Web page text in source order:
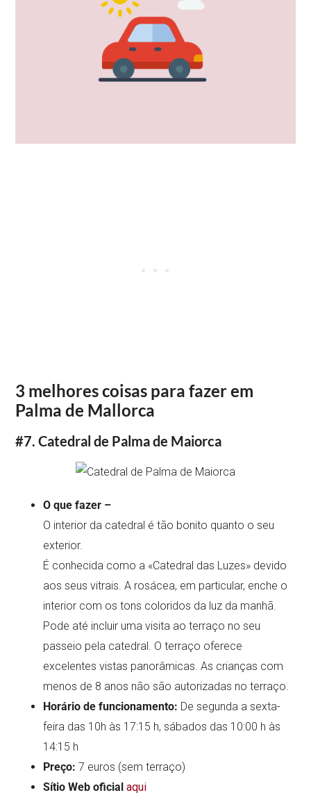
3 melhores coisas para fazer em
Palma de Mallorca
#7. Catedral de Palma de Maiorca
O que fazer –
O interior da catedral é tão bonito quanto o seu
exterior.
É conhecida como a «Catedral das Luzes» devido
aos seus vitrais. A rosácea, em particular, enche o
interior com os tons coloridos da luz da manhã.
Pode até incluir uma visita ao terraço no seu
passeio pela catedral. O terraço oferece
excelentes vistas panorâmicas. As crianças com
menos de 8 anos não são autorizadas no terraço.
Horário de funcionamento: De segunda a sexta-
feira das 10h às 17:15 h, sábados das 10:00 h às
14:15 h
Preço: 7 euros (sem terraço)
Sítio Web oficial aqui